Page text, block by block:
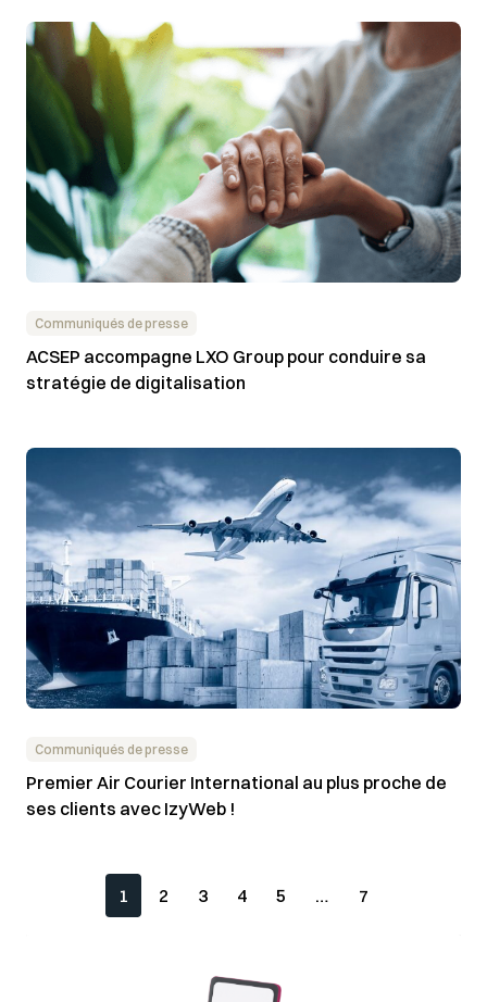
Communiqués de presse
ACSEP accompagne LXO Group pour conduire sa
stratégie de digitalisation
Communiqués de presse
Premier Air Courier International au plus proche de
ses clients avec IzyWeb !
1 2 3 4 5 … 7